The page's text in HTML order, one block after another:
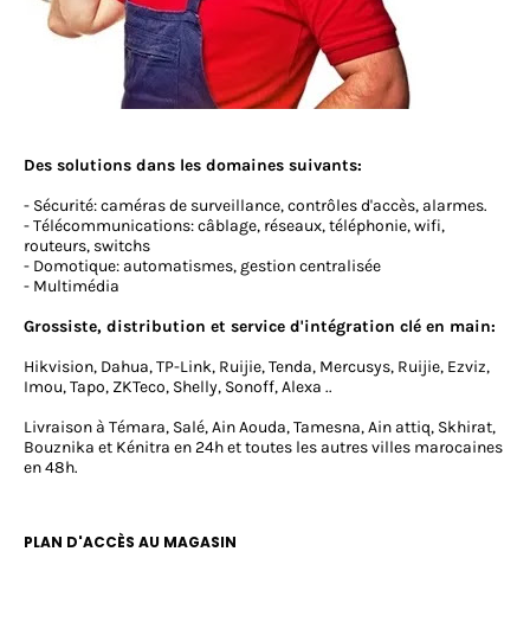
Des solutions dans les domaines suivants:
- Sécurité: caméras de surveillance, contrôles d'accès, alarmes.
- Télécommunications: câblage, réseaux, téléphonie, wifi,
routeurs, switchs
- Domotique: automatismes, gestion centralisée
- Multimédia
Grossiste, distribution et service d'intégration clé en main:
Hikvision, Dahua, TP-Link, Ruijie, Tenda, Mercusys, Ruijie, Ezviz,
Imou, Tapo, ZKTeco, Shelly, Sonoff, Alexa ..
Livraison à Témara, Salé, Ain Aouda, Tamesna, Ain attiq, Skhirat,
Bouznika et Kénitra en 24h et toutes les autres villes marocaines
en 48h.
PLAN D'ACCÈS AU MAGASIN